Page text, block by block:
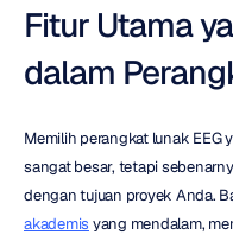
Fitur Utama
dalam
Memilih perangkat lunak EEG
sangat besar, tetapi
dengan tujuan proyek Anda.
akademis yang mendalam,